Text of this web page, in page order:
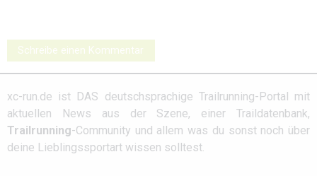
Schreibe einen Kommentar
xc-run.de ist DAS deutschsprachige Trailrunning-Portal mit
aktuellen News aus der Szene, einer Traildatenbank,
Trailrunning-Community und allem was du sonst noch über
deine Lieblingssportart wissen solltest.